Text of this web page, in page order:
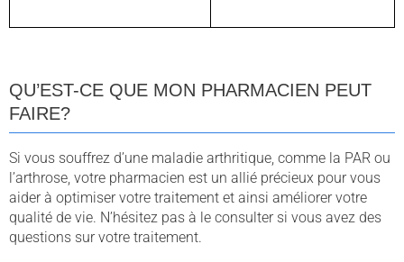
QU’EST-CE QUE MON PHARMACIEN PEUT
FAIRE?
Si vous souffrez d’une maladie arthritique, comme la PAR ou
l’arthrose, votre pharmacien est un allié précieux pour vous
aider à optimiser votre traitement et ainsi améliorer votre
qualité de vie. N’hésitez pas à le consulter si vous avez des
questions sur votre traitement.